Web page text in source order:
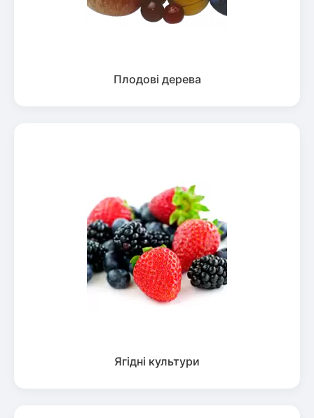
Плодові дерева
Ягідні культури